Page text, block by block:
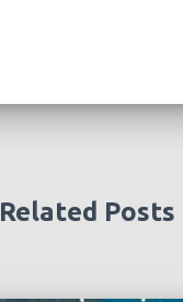
Related Posts